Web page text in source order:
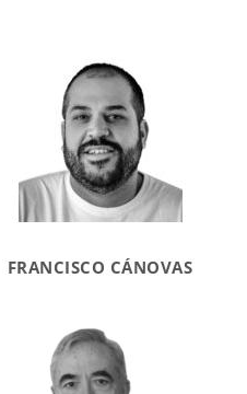
FRANCISCO CÁNOVAS